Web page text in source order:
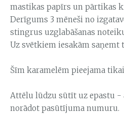
mastikas papīrs un pārtikas
Derīgums 3 mēneši no
stingrus uzglabāšanas
Uz svētkiem iesakām saņemt
Šīm karamelēm pieejama
Attēlu lūdzu sūtīt uz epastu -
norādot pasūtījuma numuru.